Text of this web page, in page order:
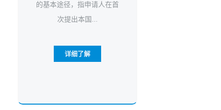
的基本途径，指申请人在首
次提出本国...
详细了解